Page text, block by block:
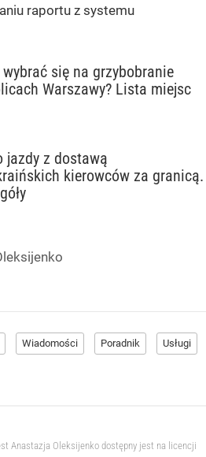
raportu z systemu
wybrać się na grzybobranie
Warszawy? Lista miejsc
jazdy z dostawą
kierowców za granicą.
Wiadomości Poradnik Usługi
Anastazja Oleksijenko dostępny jest na licencji